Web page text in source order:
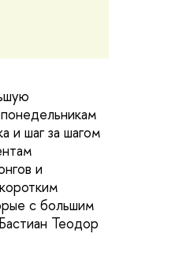
и шаг за шагом
и
с большим
Теодор